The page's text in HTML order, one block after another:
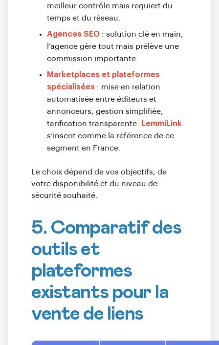
meilleur contrôle mais requiert du
temps et du réseau.
Agences SEO : solution clé en main,
l’agence gère tout mais prélève une
commission importante.
Marketplaces et plateformes
spécialisées : mise en relation
automatisée entre éditeurs et
annonceurs, gestion simplifiée,
tarification transparente.
LemmiLink
s’inscrit comme la référence de ce
segment en France.
Le choix dépend de vos objectifs, de
votre disponibilité et du niveau de
sécurité souhaité.
5. Comparatif des
outils et
plateformes
existants pour la
vente de liens